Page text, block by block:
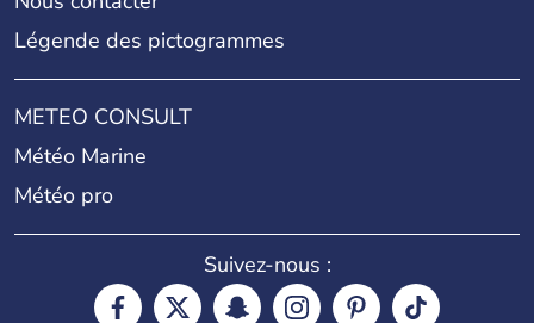
Légende des pictogrammes
METEO CONSULT
Météo Marine
Météo pro
Suivez-nous :